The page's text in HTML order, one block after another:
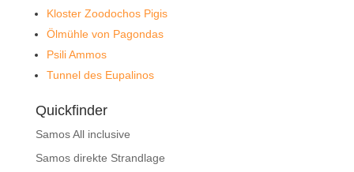
Kloster Zoodochos Pigis
Ölmühle von Pagondas
Psili Ammos
Tunnel des Eupalinos
Quickfinder
Samos All inclusive
Samos direkte Strandlage